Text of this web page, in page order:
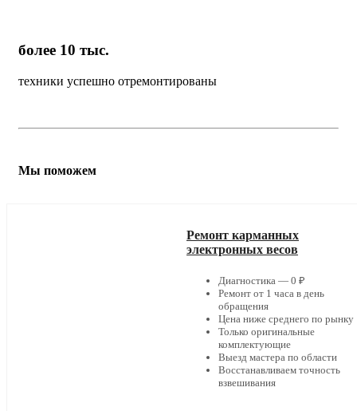
более 10 тыс.
техники успешно отремонтированы
Мы поможем
Ремонт карманных
электронных весов
Диагностика — 0 ₽
Ремонт от 1 часа в день
обращения
Цена ниже среднего по рынку
Только оригинальные
комплектующие
Выезд мастера по области
Восстанавливаем точность
взвешивания